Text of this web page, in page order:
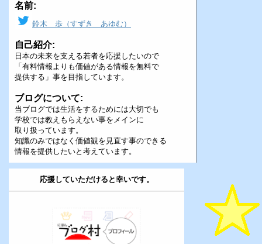
名前:
鈴木 歩（すずき あゆむ）
自己紹介:
日本の未来を支える若者を応援したいので
「有料情報よりも価値がある情報を無料で
提供する」事を目指しています。
ブログについて:
当ブログでは生活をするためには大切でも
学校では教えもらえない事をメインに
取り扱っています。
知識のみではなく価値観を見直す事のできる
情報を提供したいと考えています。
応援していただけると幸いです。